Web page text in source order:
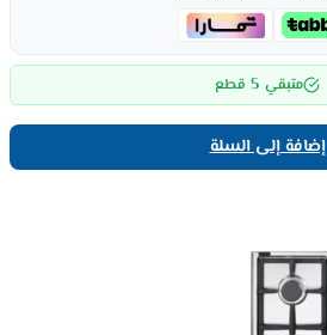
متبقي 5 قطع
إضافة إلى السلة